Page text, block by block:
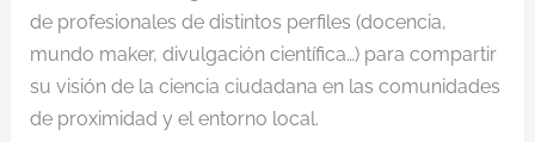
de profesionales de distintos perfiles (docencia,
mundo maker, divulgación científica…) para compartir
su visión de la ciencia ciudadana en las comunidades
de proximidad y el entorno local.